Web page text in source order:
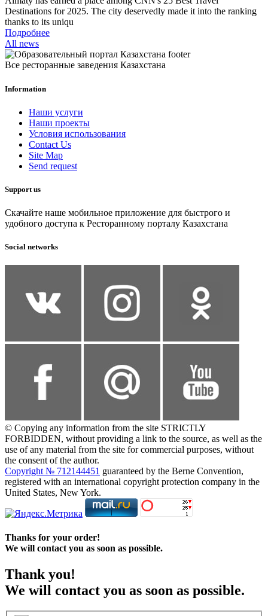
Destinations for 2025. The city deservedly made it into the ranking
thanks to its uniqu
Подробнее
All news
Все ресторанные заведения Казахстана
Information
Наши услуги
Наши проекты
Условия использования
Contact Us
Site Map
Send request
Support us
Скачайте наше мобильное приложение для быстрого и
удобного доступа к Ресторанному порталу Казахстана
Social networks
© Copying any information from the site STRICTLY
FORBIDDEN, without providing a link to the source, as well as the
use of any material from the site for commercial purposes, without
the consent of the author.
Copyright № 712144451 guaranteed by the Berne Convention,
registered with an international copyright protection company in the
United States, New York.
Thanks for your order!
We will contact you as soon as possible.
Thank you!
We will contact you as soon as possible.